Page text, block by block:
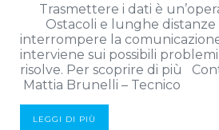
Trasmettere i dati è
Ostacoli e lunghe distanze
interrompere la
interviene sui possibili problemi
risolve. Per scoprire di più
Mattia Brunelli – Tecnico
LEGGI DI PIÙ